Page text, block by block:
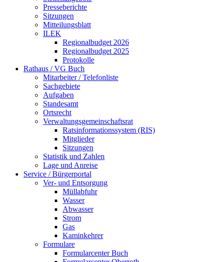
Presseberichte
Sitzungen
Mitteilungsblatt
ILEK
Regionalbudget 2026
Regionalbudget 2025
Protokolle
Rathaus / VG Buch
Mitarbeiter / Telefonliste
Sachgebiete
Aufgaben
Standesamt
Ortsrecht
Verwaltungsgemeinschaftsrat
Ratsinformationssystem (RIS)
Mitglieder
Sitzungen
Statistik und Zahlen
Lage und Anreise
Service / Bürgerportal
Ver- und Entsorgung
Müllabfuhr
Wasser
Abwasser
Strom
Gas
Kaminkehrer
Formulare
Formularcenter Buch